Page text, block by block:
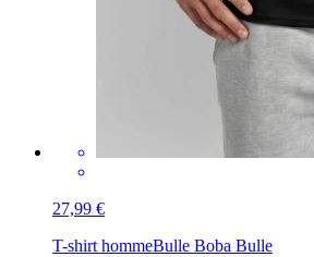
27,99 €
T-shirt hommeBulle Boba Bulle